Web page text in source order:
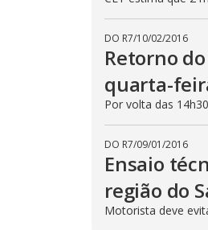
DO R7/10/02/2016
Retorno
quarta-
Por volta das
DO R7/09/01/2016
Ensaio
região do
Motorista deve